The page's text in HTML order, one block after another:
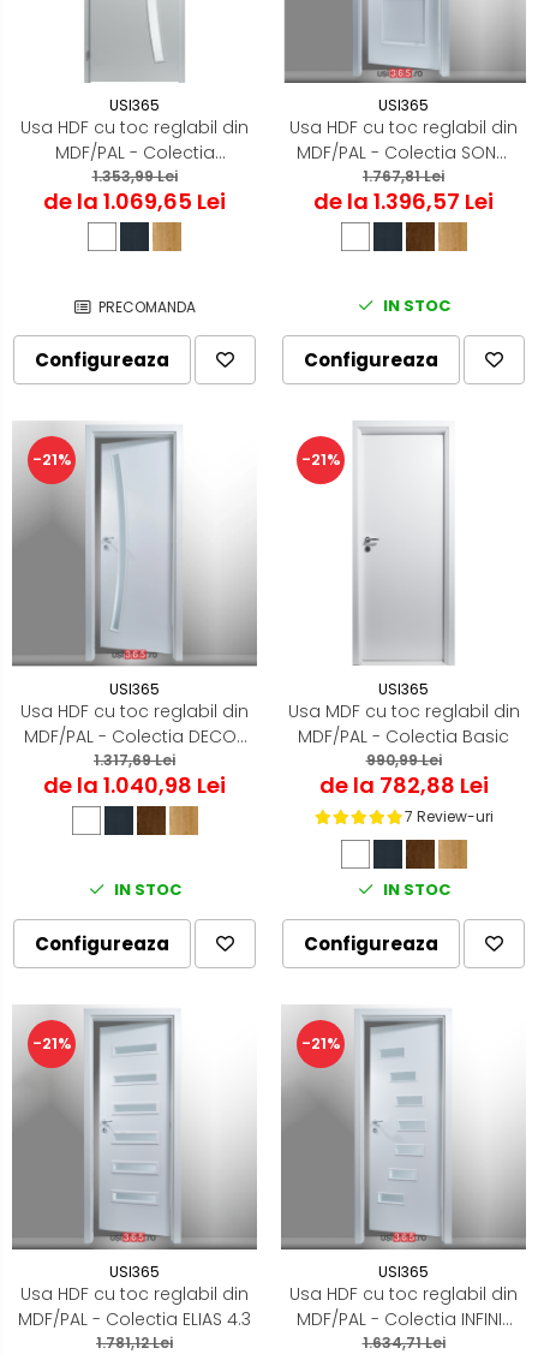
USI365
Usa HDF cu toc reglabil din
MDF/PAL - Colectia
PROGRESS 1.1
1.353,99 Lei
de la 1.069,65 Lei
PRECOMANDA
Configureaza
USI365
Usa HDF cu toc reglabil din
MDF/PAL - Colectia SONG
4.3
1.767,81 Lei
de la 1.396,57 Lei
IN STOC
Configureaza
-21%
USI365
Usa HDF cu toc reglabil din
MDF/PAL - Colectia DECOR
4.1
1.317,69 Lei
de la 1.040,98 Lei
IN STOC
Configureaza
-21%
USI365
Usa MDF cu toc reglabil din
MDF/PAL - Colectia Basic
990,99 Lei
de la 782,88 Lei
7 Review-uri
IN STOC
Configureaza
-21%
USI365
Usa HDF cu toc reglabil din
MDF/PAL - Colectia ELIAS 4.3
1.781,12 Lei
-21%
USI365
Usa HDF cu toc reglabil din
MDF/PAL - Colectia INFINIT
3.1
1.634,71 Lei